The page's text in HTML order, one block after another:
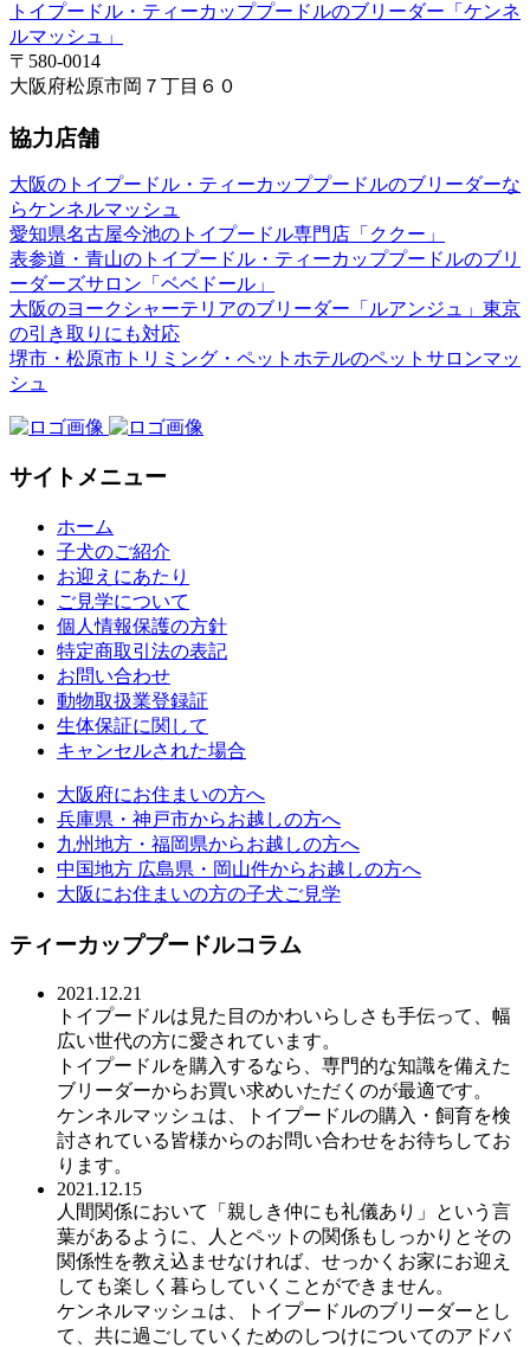
トイプードル・ティーカッププードルのブリーダー「ケンネ
ルマッシュ」
〒580-0014
大阪府松原市岡７丁目６０
協力店舗
大阪のトイプードル・ティーカッププードルのブリーダーな
らケンネルマッシュ
愛知県名古屋今池のトイプードル専門店「ククー」
表参道・青山のトイプードル・ティーカッププードルのブリ
ーダーズサロン「ベベドール」
大阪のヨークシャーテリアのブリーダー「ルアンジュ」東京
の引き取りにも対応
堺市・松原市トリミング・ペットホテルのペットサロンマッ
シュ
サイトメニュー
ホーム
子犬のご紹介
お迎えにあたり
ご見学について
個人情報保護の方針
特定商取引法の表記
お問い合わせ
動物取扱業登録証
生体保証に関して
キャンセルされた場合
大阪府にお住まいの方へ
兵庫県・神戸市からお越しの方へ
九州地方・福岡県からお越しの方へ
中国地方 広島県・岡山件からお越しの方へ
大阪にお住まいの方の子犬ご見学
ティーカッププードルコラム
2021.12.21
トイプードルは見た目のかわいらしさも手伝って、幅
広い世代の方に愛されています。
トイプードルを購入するなら、専門的な知識を備えた
ブリーダーからお買い求めいただくのが最適です。
ケンネルマッシュは、トイプードルの購入・飼育を検
討されている皆様からのお問い合わせをお待ちしてお
ります。
2021.12.15
人間関係において「親しき仲にも礼儀あり」という言
葉があるように、人とペットの関係もしっかりとその
関係性を教え込ませなければ、せっかくお家にお迎え
しても楽しく暮らしていくことができません。
ケンネルマッシュは、トイプードルのブリーダーとし
て、共に過ごしていくためのしつけについてのアドバ